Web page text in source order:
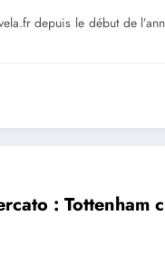
depuis le début de
: Tottenham